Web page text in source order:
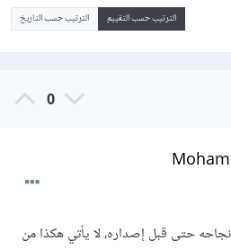
الترتيب حسب التقييم الترتيب حسب التاريخ
0
حتى قبل إصداره، لا يأتي هكذا من